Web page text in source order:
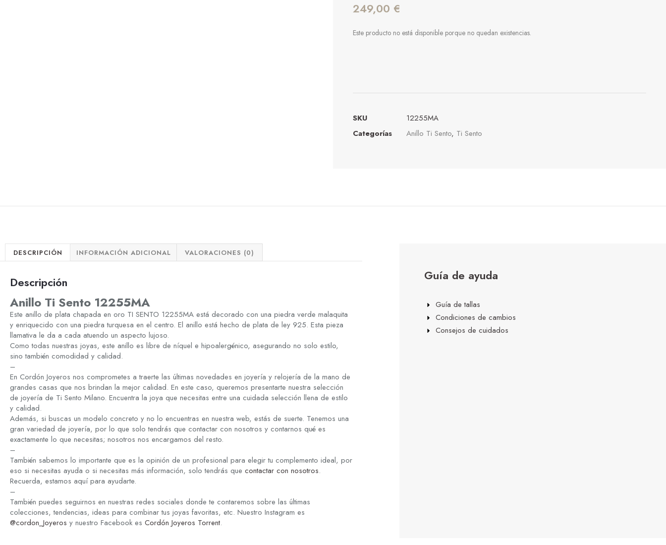
249,00 €
Este producto no está disponible porque no quedan existencias.
SKU
12255MA
Categorías
Anillo Ti Sento, Ti Sento
DESCRIPCIÓN INFORMACIÓN ADICIONAL VALORACIONES (0)
Descripción
Anillo Ti Sento 12255MA
Este anillo de plata chapada en oro TI SENTO 12255MA está decorado con una piedra verde malaquita
y enriquecido con una piedra turquesa en el centro. El anillo está hecho de plata de ley 925. Esta pieza
llamativa le da a cada atuendo un aspecto lujoso.
Como todas nuestras joyas, este anillo es libre de níquel e hipoalergénico, asegurando no solo estilo,
sino también comodidad y calidad.
–
En Cordón Joyeros nos comprometes a traerte las últimas novedades en joyería y relojería de la mano de
grandes casas que nos brindan la mejor calidad. En este caso, queremos presentarte nuestra selección
de joyería de Ti Sento Milano. Encuentra la joya que necesitas entre una cuidada selección llena de estilo
y calidad.
Además, si buscas un modelo concreto y no lo encuentras en nuestra web, estás de suerte. Tenemos una
gran variedad de joyería, por lo que solo tendrás que contactar con nosotros y contarnos qué es
exactamente lo que necesitas; nosotros nos encargamos del resto.
–
También sabemos lo importante que es la opinión de un profesional para elegir tu complemento ideal, por
eso si necesitas ayuda o si necesitas más información, solo tendrás que contactar con nosotros.
Recuerda, estamos aquí para ayudarte.
–
También puedes seguirnos en nuestras redes sociales donde te contaremos sobre las últimas
colecciones, tendencias, ideas para combinar tus joyas favoritas, etc. Nuestro Instagram es
@cordon_Joyeros y nuestro Facebook es Cordón Joyeros Torrent.
Guía de ayuda
Guía de tallas
Condiciones de cambios
Consejos de cuidados